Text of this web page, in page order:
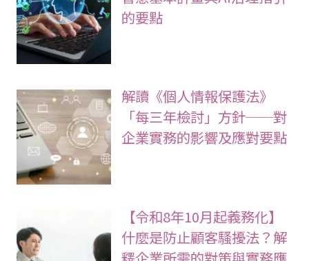
的要點
解讀《個人情報保護法》
「每三年檢討」方針──對
企業實務的影響及應對要點
【令和8年10月起義務化】
什麼是防止顧客騷擾法？解